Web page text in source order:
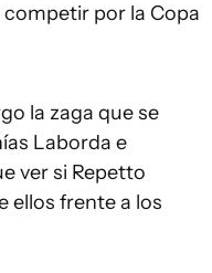
por la Copa
la zaga que se
Laborda e
ver si Repetto
ellos frente a los